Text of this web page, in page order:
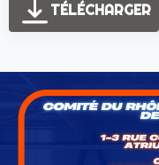
TÉLÉCHARGER